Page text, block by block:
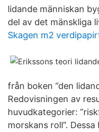
lidande människan
del av det mänskliga
Skagen m2
från boken ”den
Redovisningen av
huvudkategorier:
morskans roll”.